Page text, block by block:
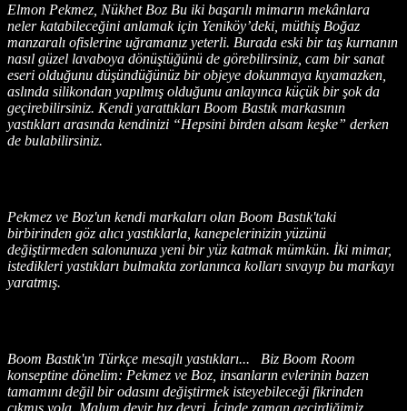
Elmon Pekmez, Nükhet Boz Bu iki başarılı mimarın mekânlara
neler katabileceğini anlamak için Yeniköy’deki, müthiş Boğaz
manzaralı ofislerine uğramanız yeterli. Burada eski bir taş kurnanın
nasıl güzel lavaboya dönüştüğünü de görebilirsiniz, cam bir sanat
eseri olduğunu düşündüğünüz bir objeye dokunmaya kıyamazken,
aslında silikondan yapılmış olduğunu anlayınca küçük bir şok da
geçirebilirsiniz. Kendi yarattıkları Boom Bastık markasının
yastıkları arasında kendinizi “Hepsini birden alsam keşke” derken
de bulabilirsiniz.
Pekmez ve Boz'un kendi markaları olan Boom Bastık'taki
birbirinden göz alıcı yastıklarla, kanepelerinizin yüzünü
değiştirmeden salonunuza yeni bir yüz katmak mümkün. İki mimar,
istedikleri yastıkları bulmakta zorlanınca kolları sıvayıp bu markayı
yaratmış.
Boom Bastık'ın Türkçe mesajlı yastıkları... Biz Boom Room
konseptine dönelim: Pekmez ve Boz, insanların evlerinin bazen
tamamını değil bir odasını değiştirmek isteyebileceği fikrinden
çıkmış yola. Malum devir hız devri. İçinde zaman geçirdiğimiz